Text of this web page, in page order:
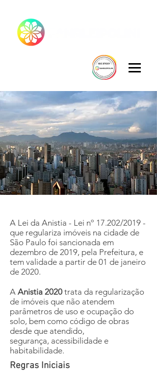
A Lei da Anistia - Lei nº 17.202/2019 -
que regulariza imóveis na cidade de
São Paulo foi sancionada em
dezembro de 2019, pela Prefeitura, e
tem validade a partir de 01 de janeiro
de 2020.
A Anistia 2020 trata da regularização
de imóveis que não atendem
parâmetros de uso e ocupação do
solo, bem como código de obras
desde que atendido,
segurança, acessibilidade e
habitabilidade.
Regras Iniciais